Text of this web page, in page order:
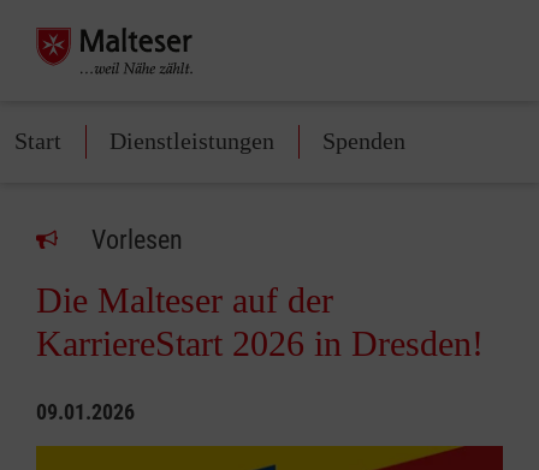
Start Dienstleistungen Spenden
Vorlesen
Die Malteser auf der
KarriereStart 2026 in Dresden!
09.01.2026